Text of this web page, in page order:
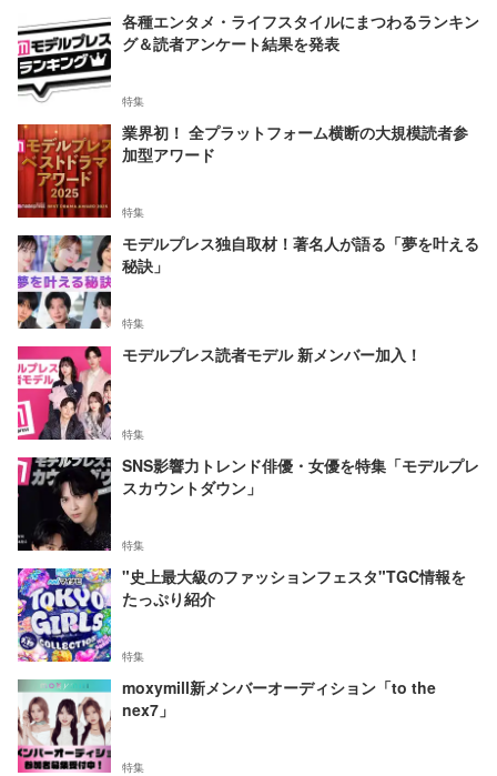
各種エンタメ・ライフスタイルにまつわるランキン
グ＆読者アンケート結果を発表
特集
業界初！ 全プラットフォーム横断の大規模読者参
加型アワード
特集
モデルプレス独自取材！著名人が語る「夢を叶える
秘訣」
特集
モデルプレス読者モデル 新メンバー加入！
特集
SNS影響力トレンド俳優・女優を特集「モデルプレ
スカウントダウン」
特集
"史上最大級のファッションフェスタ"TGC情報を
たっぷり紹介
特集
moxymill新メンバーオーディション「to the
nex7」
特集